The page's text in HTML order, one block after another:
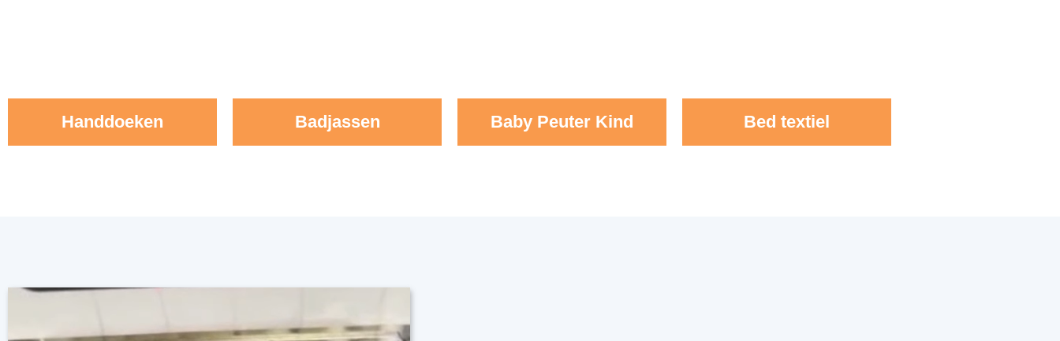
Handdoeken Badjassen Baby Peuter Kind Bed textiel